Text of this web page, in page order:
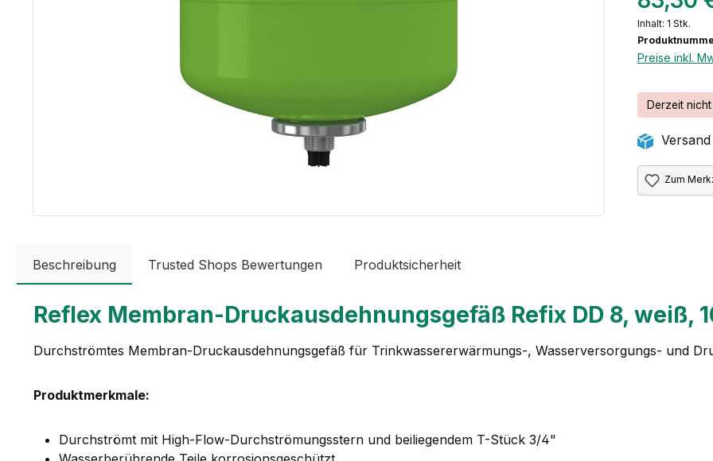
Inhalt: 1 Stk.
Preise inkl.
Derzeit
Zum
Beschreibung Trusted Shops Bewertungen Produktsicherheit
Reflex Membran-Druckausdehnungsgefäß Refix DD 8, weiß,
Durchströmtes Membran-Druckausdehnungsgefäß für Trinkwassererwärmungs-, Wasserversorgungs- und
Produktmerkmale:
Durchströmt mit High-Flow-Durchströmungsstern und beiliegendem T-Stück 3/4"